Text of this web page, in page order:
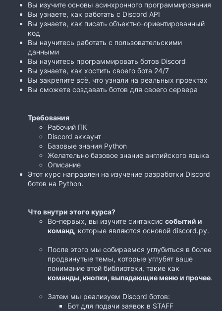
Вы изучите основы асинхронного программирования
Вы узнаете, как работать с Discord API
Вы узнаете, как писать объектно-ориентированный
код
Вы научитесь работать с пользовательскими
данными
Вы научитесь программировать ботов Discord
Вы узнаете, как хостить своего бота 24/7
Вы закрепите всё, что узнали на реальных проектах
Вы сможете создавать ботов для своего сервера
Требования
Рабочий ПК
Discord аккаунт
Базовые знания Python
Желательно базовое знание английского языка
Описание
Этот курс направлен на изучение разработки Discord
ботов на Python.
Что внутри этого курса?
Во-первых, вы изучите синтаксис событий и
команд, которые являются основой discord.py.
После этого мы собираемся углубиться в более
продвинутые темы, которые углубят ваше
понимание этой библиотеки, такие как
команды, кнопки, выпадающие меню и прочее.
Затем мы реализуем Discord ботов:
Бот для подачи заявок в STAFF